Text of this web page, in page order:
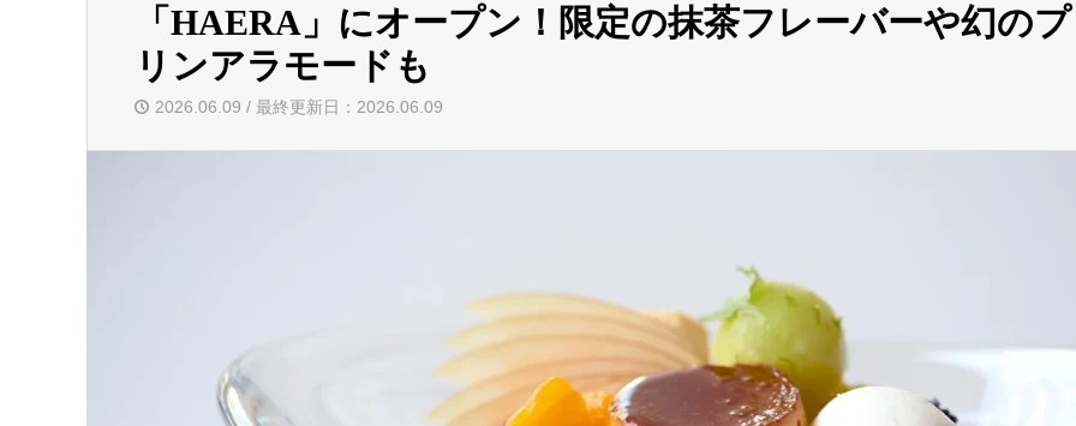
「HAERA」にオープン！限定の抹茶フレーバーや幻のプ
リンアラモードも
2026.06.09 / 最終更新日：2026.06.09